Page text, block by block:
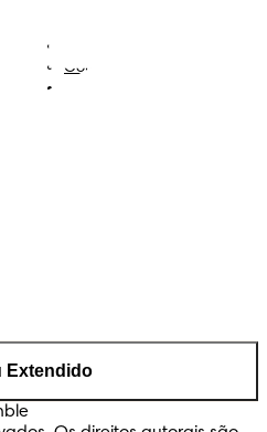
Contacta-nos
Extendido